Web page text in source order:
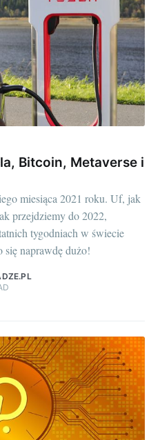
Bitcoin, Metaverse i
miesiąca 2021 roku. Uf, jak
przejdziemy do 2022,
tygodniach w świecie
naprawdę dużo!